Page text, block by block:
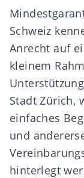
Schweiz
Anrecht auf
kleinem
Stadt Zürich,
einfaches
und
hinterlegt